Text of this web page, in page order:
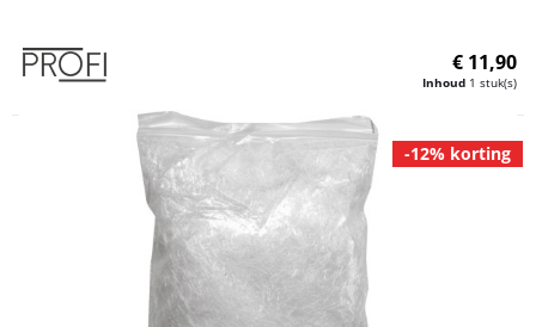
Inhoud 1 stuk(s)
€ 11,90
-12% korting